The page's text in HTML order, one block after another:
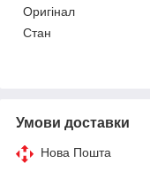
Оригінал
Стан
Умови доставки
Нова Пошта